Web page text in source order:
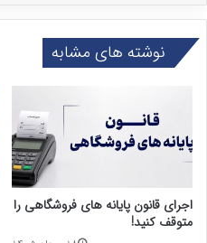
نوشته های مشابه
اجرای قانون پایانه های فروشگاهی را
متوقف کنید!